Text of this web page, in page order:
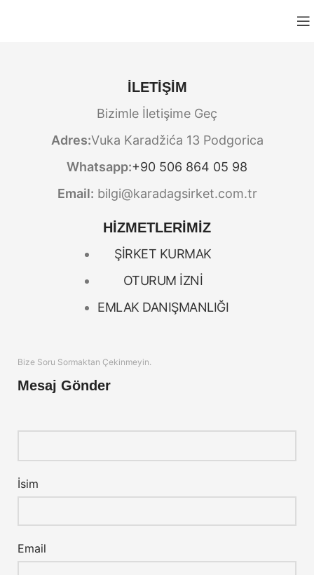
İLETİŞİM
Bizimle İletişime Geç
Adres:Vuka Karadžića 13 Podgorica
Whatsapp:+90 506 864 05 98
Email: bilgi@karadagsirket.com.tr
HİZMETLERİMİZ
ŞİRKET KURMAK
OTURUM İZNİ
EMLAK DANIŞMANLIĞI
Bize Soru Sormaktan Çekinmeyin.
Mesaj Gönder
İsim
Email